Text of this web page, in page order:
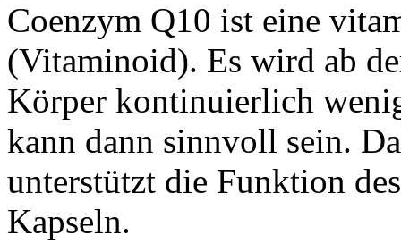
Coenzym Q10 ist eine
(Vitaminoid). Es wird ab
Körper kontinuierlich
kann dann sinnvoll sein.
unterstützt die Funktion
Kapseln.